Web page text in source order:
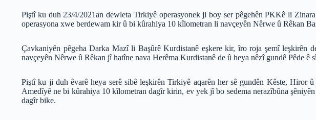
Piştî ku duh 23/4/2021an dewleta Tirkiyê operasyonek ji boy ser pêgehên PKKê li
operasyona xwe berdewam kir û bi kûrahiya 10 kîlometran li navçeyên Nêrwe û Rêkan
Çavkaniyên pêgeha Darka Mazî li Başûrê Kurdistanê eşkere kir, îro roja şemî
navçeyên Nêrwe û Rêkan jî hatîne nava Herêma Kurdistanê de û heya nêzî gundê
Piştî ku ji duh êvarê heya serê sibê leşkirên Tirkiyê aqarên her sê gundên Kêste,
Amedîyê ne bi kûrahiya 10 kîlometran dagîr kirin, ev yek jî bo sedema nerazîbûna
dagîr bike.